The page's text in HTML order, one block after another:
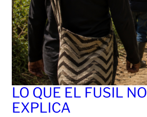
LO QUE EL FUSIL NO
EXPLICA